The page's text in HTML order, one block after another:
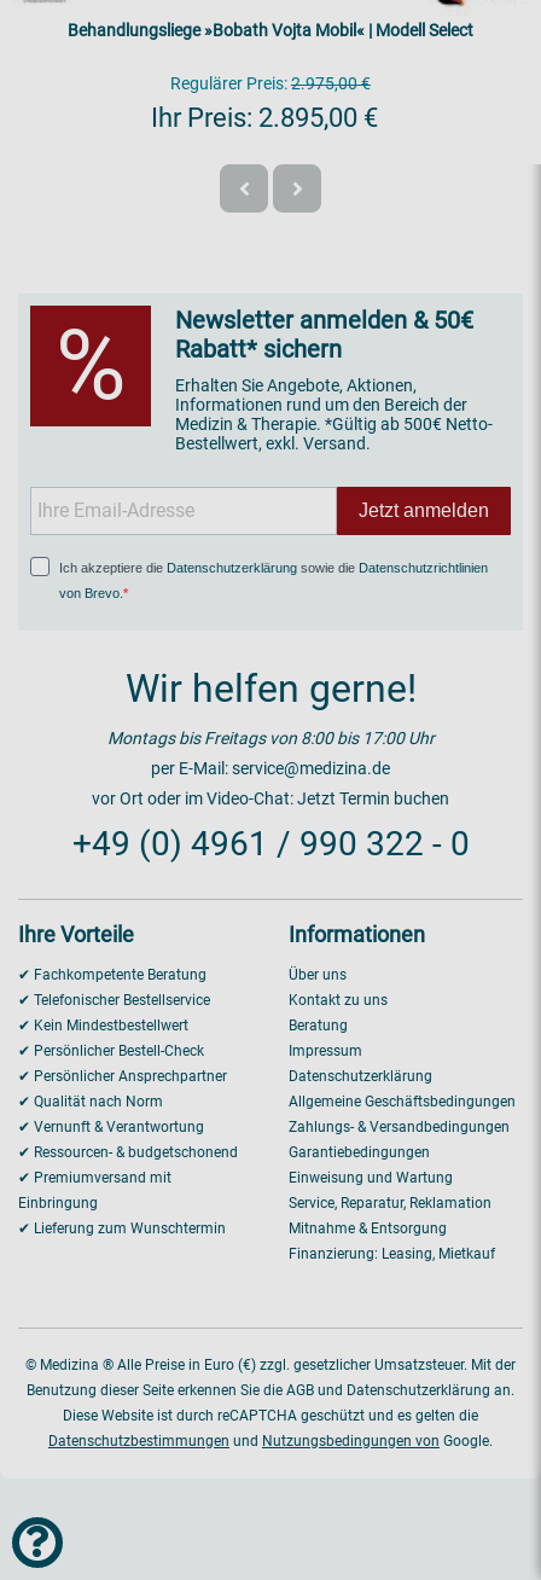
Behandlungsliege »Bobath Vojta Mobil« | Modell Select
Regulärer Preis:2.975,00 €
Ihr Preis: 2.895,00 €
%
Newsletter anmelden & 50€
Rabatt* sichern
Erhalten Sie Angebote, Aktionen,
Informationen rund um den Bereich der
Medizin & Therapie. *Gültig ab 500€ Netto-
Bestellwert, exkl. Versand.
Jetzt anmelden
Ich akzeptiere die Datenschutzerklärung sowie die Datenschutzrichtlinien
von Brevo
Wir helfen gerne!
Montags bis Freitags von 8:00 bis 17:00 Uhr
per E-Mail:service@medizina.de
vor Ort oder im Video-Chat:Jetzt Termin buchen
+49 (0) 4961 / 990 322 - 0
Ihre Vorteile
✔ Fachkompetente Beratung
✔ Telefonischer Bestellservice
✔ Kein Mindestbestellwert
✔ Persönlicher Bestell-Check
✔ Persönlicher Ansprechpartner
✔ Qualität nach Norm
✔ Vernunft & Verantwortung
✔ Ressourcen- & budgetschonend
✔ Premiumversand mit
Einbringung
✔ Lieferung zum Wunschtermin
Informationen
Über uns
Kontakt zu uns
Beratung
Impressum
Datenschutzerklärung
Allgemeine Geschäftsbedingungen
Zahlungs- & Versandbedingungen
Garantiebedingungen
Einweisung und Wartung
Service, Reparatur, Reklamation
Mitnahme & Entsorgung
Finanzierung: Leasing, Mietkauf
© Medizina ® Alle Preise in Euro (€) zzgl. gesetzlicher Umsatzsteuer. Mit der
Benutzung dieser Seite erkennen Sie die AGB und Datenschutzerklärung an.
Diese Website ist durch reCAPTCHA geschützt und es gelten die
Datenschutzbestimmungen und Nutzungsbedingungen von Google.